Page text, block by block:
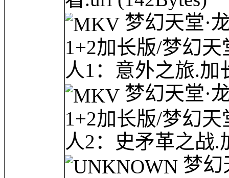
梦幻天堂·
1+2加长版/梦幻天
人1：意外之旅.
梦幻天堂·
1+2加长版/梦幻天
人2：史矛革之战
梦幻